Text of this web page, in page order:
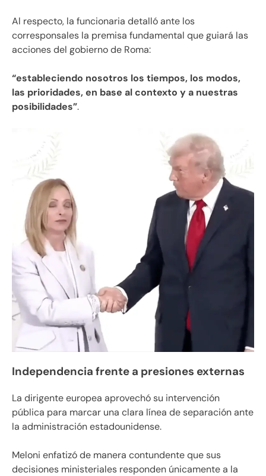
Al respecto, la funcionaria detalló ante los
corresponsales la premisa fundamental que guiará las
acciones del gobierno de Roma:
“estableciendo nosotros los tiempos, los modos,
las prioridades, en base al contexto y a nuestras
posibilidades”.
Independencia frente a presiones externas
La dirigente europea aprovechó su intervención
pública para marcar una clara línea de separación ante
la administración estadounidense.
Meloni enfatizó de manera contundente que sus
decisiones ministeriales responden únicamente a la